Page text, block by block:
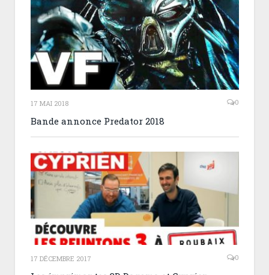
17 MAI 2018 0
Bande annonce Predator 2018
17 DÉCEMBRE 2017 0